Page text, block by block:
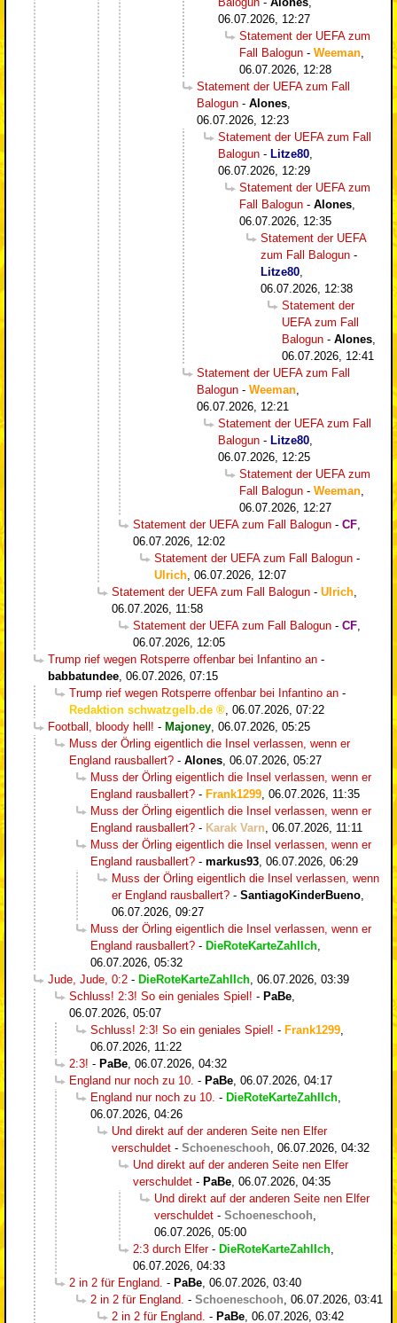
06.07.2026, 12:27
Statement der UEFA zum
Fall Balogun - Weeman
06.07.2026, 12:28
Statement der UEFA zum Fall
Balogun - Alones
06.07.2026, 12:23
Statement der UEFA zum Fall
Balogun - Litze80
06.07.2026, 12:29
Statement der UEFA zum
Fall Balogun - Alones
06.07.2026, 12:35
Statement der UEFA
zum Fall Balogun -
Litze80
06.07.2026, 12:38
Statement der
UEFA zum Fall
Balogun - Alones
06.07.2026, 12:41
Statement der UEFA zum Fall
Balogun - Weeman
06.07.2026, 12:21
Statement der UEFA zum Fall
Balogun - Litze80
06.07.2026, 12:25
Statement der UEFA zum
Fall Balogun - Weeman
06.07.2026, 12:27
Statement der UEFA zum Fall Balogun - CF
06.07.2026, 12:02
Statement der UEFA zum Fall Balogun -
Ulrich 06.07.2026, 12:07
Statement der UEFA zum Fall Balogun - Ulrich
06.07.2026, 11:58
Statement der UEFA zum Fall Balogun - CF
06.07.2026, 12:05
Trump rief wegen Rotsperre offenbar bei Infantino an -
babbatundee 06.07.2026, 07:15
Trump rief wegen Rotsperre offenbar bei Infantino an -
Redaktion schwatzgelb.de
06.07.2026, 07:22
Football, bloody hell! - Majoney 06.07.2026, 05:25
Muss der Örling eigentlich die Insel verlassen, wenn er
England rausballert? - Alones 06.07.2026, 05:27
Muss der Örling eigentlich die Insel verlassen, wenn er
England rausballert? - Frank1299 06.07.2026, 11:35
Muss der Örling eigentlich die Insel verlassen, wenn er
England rausballert? - Karak Varn 06.07.2026, 11:11
Muss der Örling eigentlich die Insel verlassen, wenn er
England rausballert? - markus93 06.07.2026, 06:29
Muss der Örling eigentlich die Insel verlassen, wenn
er England rausballert? - SantiagoKinderBueno
06.07.2026, 09:27
Muss der Örling eigentlich die Insel verlassen, wenn er
England rausballert? - DieRoteKarteZahlIch
06.07.2026, 05:32
Jude, Jude, 0:2 - DieRoteKarteZahlIch 06.07.2026, 03:39
Schluss! 2:3! So ein geniales Spiel! - PaBe
06.07.2026, 05:07
Schluss! 2:3! So ein geniales Spiel! - Frank1299
06.07.2026, 11:22
2:3! - PaBe 06.07.2026, 04:32
England nur noch zu 10. - PaBe 06.07.2026, 04:17
England nur noch zu 10. - DieRoteKarteZahlIch
06.07.2026, 04:26
Und direkt auf der anderen Seite nen Elfer
verschuldet - Schoeneschooh 06.07.2026, 04:32
Und direkt auf der anderen Seite nen Elfer
verschuldet - PaBe 06.07.2026, 04:35
Und direkt auf der anderen Seite nen Elfer
verschuldet - Schoeneschooh
06.07.2026, 05:00
2:3 durch Elfer- DieRoteKarteZahlIch
06.07.2026, 04:33
2 in 2 für England. - PaBe 06.07.2026, 03:40
2 in 2 für England. - Schoeneschooh 06.07.2026, 03:41
2 in 2 für England. - PaBe 06.07.2026, 03:42